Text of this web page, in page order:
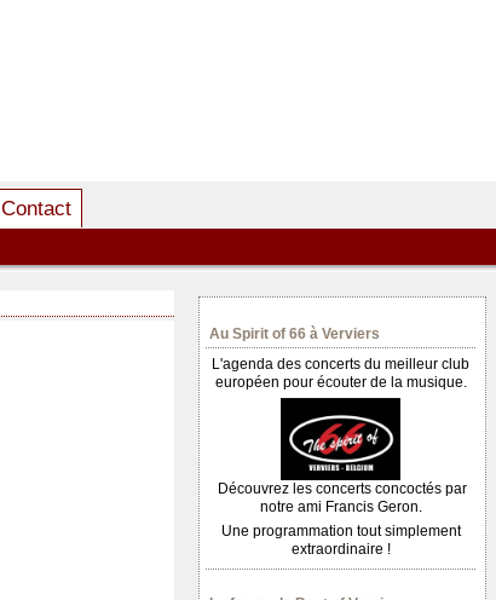
Contact
Au Spirit of 66 à Verviers
L'agenda des concerts du meilleur club
européen pour écouter de la musique.
Découvrez les concerts concoctés par
notre ami Francis Geron.
Une programmation tout simplement
extraordinaire !